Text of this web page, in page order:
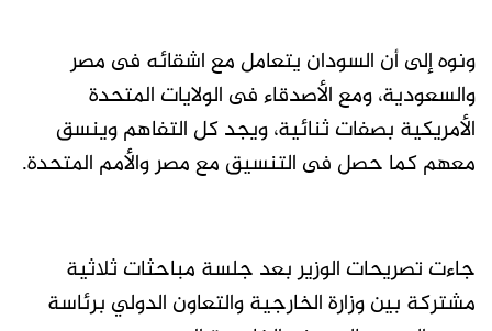
ونوه إلى أن السودان يتعامل مع اشقائه فى مصر
والسعودية، ومع الأصدقاء فى الولايات المتحدة
الأمريكية بصفات ثنائية، ويجد كل التفاهم وينسق
معهم كما حصل فى التنسيق مع مصر والأمم المتحدة.
جاءت تصريحات الوزير بعد جلسة مباحثات ثلاثية
مشتركة بين وزارة الخارجية والتعاون الدولي برئاسة